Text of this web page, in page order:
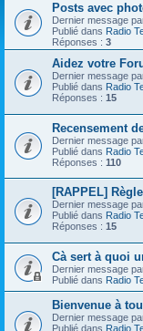
Posts avec
Dernier message
Publié dans Radio
Réponses : 3
Aidez votre
Dernier message
Publié dans Radio
Réponses : 15
Recensement
Dernier message
Publié dans Radio
Réponses : 110
[RAPPEL]
Dernier message
Publié dans Radio
Réponses : 15
Cà sert à quoi
Dernier message
Publié dans Radio
Bienvenue à
Dernier message
Publié dans Radio